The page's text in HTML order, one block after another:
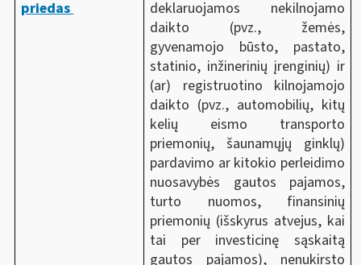
priedas
deklaruojamos nekilnojamo
daikto (pvz., žemės,
gyvenamojo būsto, pastato,
statinio, inžinerinių įrenginių) ir
(ar) registruotino kilnojamojo
daikto (pvz., automobilių, kitų
kelių eismo transporto
priemonių, šaunamųjų ginklų)
pardavimo ar kitokio perleidimo
nuosavybės gautos pajamos,
turto nuomos, finansinių
priemonių (išskyrus atvejus, kai
tai per investicinę sąskaitą
gautos pajamos), nenukirsto